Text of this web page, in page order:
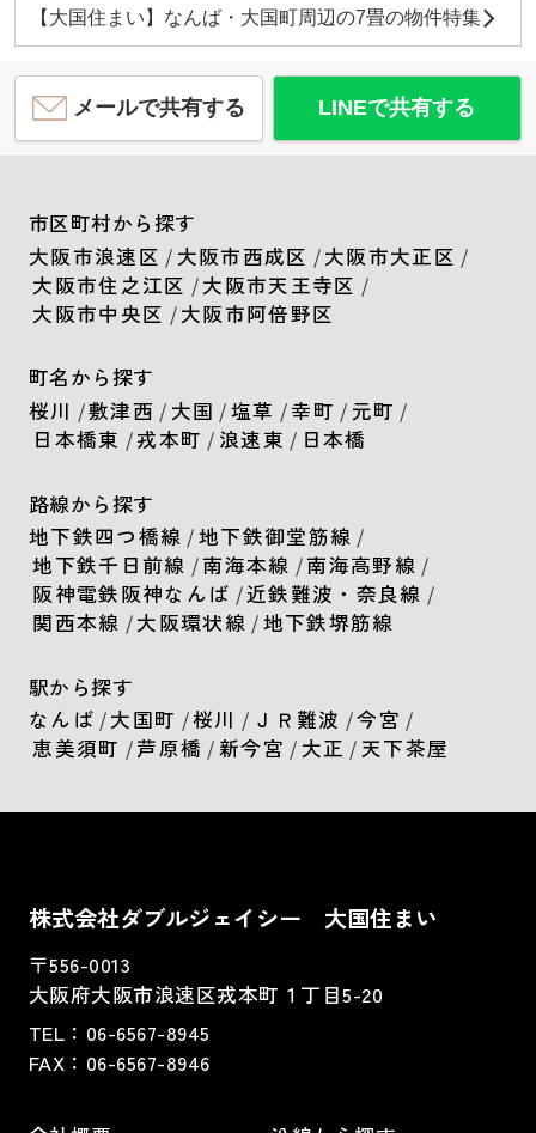
【大国住まい】なんば・大国町周辺の7畳の物件特集
メールで共有する LINEで共有する
市区町村から探す
大阪市浪速区 / 大阪市西成区 /大阪市大正区 /
大阪市住之江区 /大阪市天王寺区 /
大阪市中央区 /大阪市阿倍野区
町名から探す
桜川 /敷津西 / 大国 /塩草 /幸町 / 元町 /
日本橋東 /戎本町 / 浪速東 / 日本橋
路線から探す
地下鉄四つ橋線 /地下鉄御堂筋線 /
地下鉄千日前線 /南海本線 /南海高野線 /
阪神電鉄阪神なんば /近鉄難波・奈良線 /
関西本線 /大阪環状線 /地下鉄堺筋線
駅から探す
なんば /大国町 /桜川 / ＪＲ難波 /今宮 /
恵美須町 /芦原橋 /新今宮 / 大正 /天下茶屋
株式会社ダブルジェイシー 大国住まい
〒556-0013
大阪府大阪市浪速区戎本町１丁目5-20
TEL： 06-6567-8945
FAX：06-6567-8946